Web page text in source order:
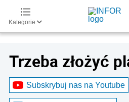
Kategorie
Trzeba złożyć
Subskrybuj nas na Youtube